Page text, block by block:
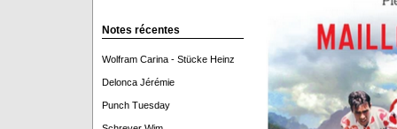
Notes récentes
Wolfram Carina - Stücke Heinz
Delonca Jérémie
Punch Tuesday